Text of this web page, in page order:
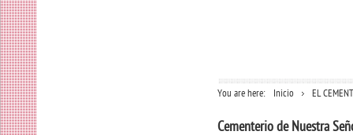
You are here: Inicio EL
Cementerio de Nuestra